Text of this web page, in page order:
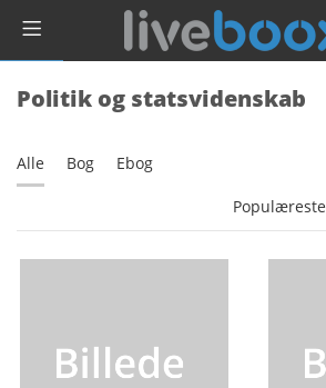
Politik og statsvidenskab
Alle Bog Ebog
Populæreste